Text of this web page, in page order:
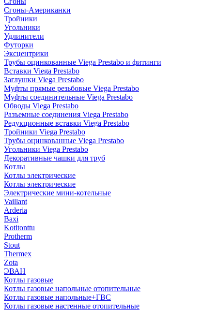
Сгоны-Американки
Тройники
Угольники
Удлинители
Футорки
Эксцентрики
Трубы оцинкованные Viega Prestabo и фитинги
Вставки Viega Prestabo
Заглушки Viega Prestabo
Муфты прямые резьбовые Viega Prestabo
Муфты соединительные Viega Prestabo
Обводы Viega Prestabo
Разъемные соединения Viega Prestabo
Редукционные вставки Viega Prestabo
Тройники Viega Prestabo
Трубы оцинкованные Viega Prestabo
Угольники Viega Prestabo
Декоративные чашки для труб
Котлы
Котлы электрические
Котлы электрические
Электрические мини-котельные
Vaillant
Arderia
Baxi
Kotitonttu
Protherm
Stout
Thermex
Zota
ЭВАН
Котлы газовые
Котлы газовые напольные отопительные
Котлы газовые напольные+ГВС
Котлы газовые настенные отопительные